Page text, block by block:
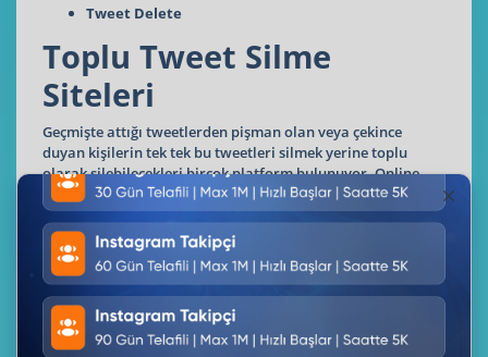
Tweet Delete
Toplu Tweet Silme
Siteleri
Geçmişte attığı tweetlerden pişman olan veya çekince
duyan kişilerin tek tek bu tweetleri silmek yerine toplu
olarak silebilecekleri birçok platform bulunuyor. Online
bazı hizmetleri kullanarak bu kişilerin tüm tweetlerini toplu
olarak silmeleri mümkündür. Tek bir tıkla birden fazla
tweeti silerek profilin hesaplarının tamamen
temizlenmesini isteyen kişilerin farklı web sitleri üzerinden
de bu işlemi kolayca gerçekleştirmeleri önerilmektedir.
Kullanıcıların toplu olarak tweet silme işlemlerini
yapmadan önce dikkat etmeleri gereke bazı unsular vardır.
Özellikle tam olarak güven duyulmayan ve şifre ve diğer